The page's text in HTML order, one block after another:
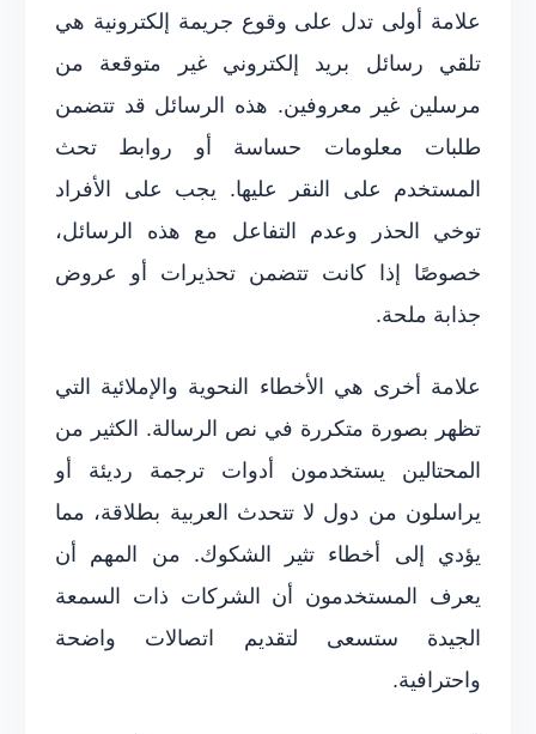
علامة أولى تدل على وقوع جريمة إلكترونية هي
تلقي رسائل بريد إلكتروني غير متوقعة من
مرسلين غير معروفين. هذه الرسائل قد تتضمن
طلبات معلومات حساسة أو روابط تحث
المستخدم على النقر عليها. يجب على الأفراد
توخي الحذر وعدم التفاعل مع هذه الرسائل،
خصوصًا إذا كانت تتضمن تحذيرات أو عروض
جذابة ملحة.
علامة أخرى هي الأخطاء النحوية والإملائية التي
تظهر بصورة متكررة في نص الرسالة. الكثير من
المحتالين يستخدمون أدوات ترجمة رديئة أو
يراسلون من دول لا تتحدث العربية بطلاقة، مما
يؤدي إلى أخطاء تثير الشكوك. من المهم أن
يعرف المستخدمون أن الشركات ذات السمعة
الجيدة ستسعى لتقديم اتصالات واضحة
واحترافية.